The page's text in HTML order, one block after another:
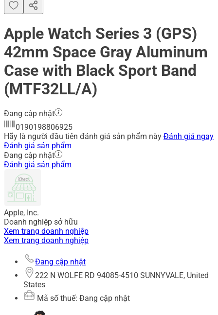
Apple Watch Series 3 (GPS)
42mm Space Gray Aluminum
Case with Black Sport Band
(MTF32LL/A)
Đang cập nhật
0190198806925
Hãy là người đầu tiên đánh giá sản phẩm này Đánh giá ngay
Đánh giá sản phẩm
Đang cập nhật
Đánh giá sản phẩm
Apple, Inc.
Doanh nghiệp sở hữu
Xem trang doanh nghiệp
Xem trang doanh nghiệp
Đang cập nhật
222 N WOLFE RD 94085-4510 SUNNYVALE, United
States
Mã số thuế: Đang cập nhật